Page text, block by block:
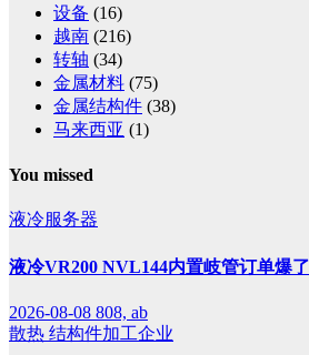
设备 (16)
越南 (216)
转轴 (34)
金属材料 (75)
金属结构件 (38)
马来西亚 (1)
You missed
液冷服务器
液冷VR200 NVL144内置岐管订单爆了
2026-08-08 808, ab
散热 结构件加工企业